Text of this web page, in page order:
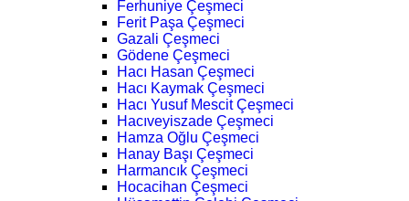
Ferhuniye Çeşmeci
Ferit Paşa Çeşmeci
Gazali Çeşmeci
Gödene Çeşmeci
Hacı Hasan Çeşmeci
Hacı Kaymak Çeşmeci
Hacı Yusuf Mescit Çeşmeci
Hacıveyiszade Çeşmeci
Hamza Oğlu Çeşmeci
Hanay Başı Çeşmeci
Harmancık Çeşmeci
Hocacihan Çeşmeci